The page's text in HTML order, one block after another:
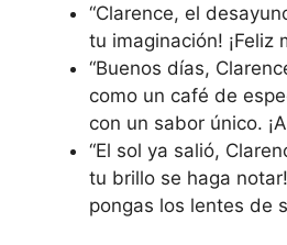
“Clarence, el
tu imaginación! ¡Feliz
“Buenos días,
como un café de
con un sabor único.
“El sol ya salió,
tu brillo se haga
pongas los lentes de